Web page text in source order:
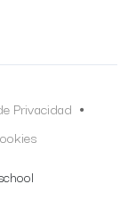
Privacidad